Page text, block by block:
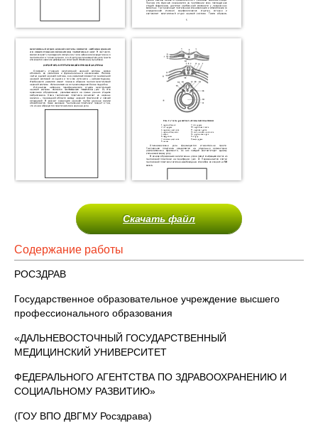
Скачать файл
Содержание работы
РОСЗДРАВ
Государственное образовательное учреждение высшего
профессионального образования
«ДАЛЬНЕВОСТОЧНЫЙ ГОСУДАРСТВЕННЫЙ
МЕДИЦИНСКИЙ УНИВЕРСИТЕТ
ФЕДЕРАЛЬНОГО АГЕНТСТВА ПО ЗДРАВООХРАНЕНИЮ И
СОЦИАЛЬНОМУ РАЗВИТИЮ»
(ГОУ ВПО ДВГМУ Росздрава)